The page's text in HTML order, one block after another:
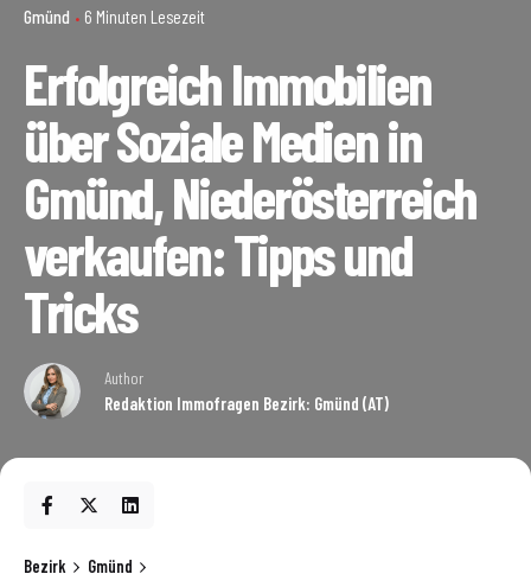
Gmünd 6 Minuten Lesezeit
Erfolgreich Immobilien
über Soziale Medien in
Gmünd, Niederösterreich
verkaufen: Tipps und
Tricks
Author
Redaktion Immofragen Bezirk: Gmünd (AT)
Bezirk
Gmünd